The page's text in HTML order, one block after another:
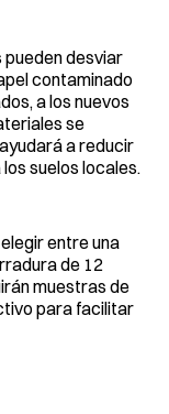
desviar
contaminado
a los nuevos
se
a reducir
suelos locales.
entre una
de 12
muestras de
para facilitar